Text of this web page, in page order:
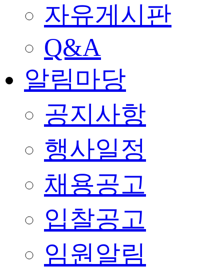
자유게시판
Q&A
알림마당
공지사항
행사일정
채용공고
입찰공고
임원알림